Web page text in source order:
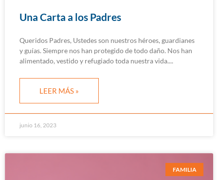
Una Carta a los Padres
Queridos Padres, Ustedes son nuestros héroes, guardianes
y guías. Siempre nos han protegido de todo daño. Nos han
alimentado, vestido y refugiado toda nuestra vida.
LEER MÁS »
junio 16, 2023
FAMILIA